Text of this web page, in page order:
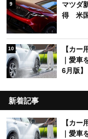
9
マツダ
得 米国
10
【カ
｜愛
6月版】
新着記事
【カ
｜愛